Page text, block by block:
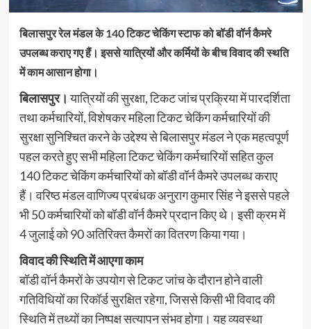
बिलासपुर रेल मंडल के 140 टिकट चेकिंग स्टाफ को बॉडी वॉर्न कैमरे
उपलब्ध कराए गए हैं। इससे यात्रियों और कर्मियों के बीच विवाद की स्थति
में काम आसान होगा।
बिलासपुर। यात्रियों की सुरक्षा, टिकट जांच प्रक्रिया में पारदर्शिता
तथा कर्मचारियों, विशेषकर महिला टिकट चेकिंग कर्मचारियों की
सुरक्षा सुनिश्चित करने के उद्देश्य से बिलासपुर मंडल ने एक महत्वपूर्ण
पहल करते हुए सभी महिला टिकट चेकिंग कर्मचारियों सहित कुल
140 टिकट चेकिंग कर्मचारियों को बॉडी वॉर्न कैमरे उपलब्ध कराए
हैं। वरिष्ठ मंडल वाणिज्य प्रबंधक अनुराग कुमार सिंह ने इससे पहले
भी 50 कर्मचारियों को बॉडी वॉर्न कैमरे प्रदान किए थे। इसी क्रम में
4 जुलाई को 90 अतिरिक्त कैमरों का वितरण किया गया।
विवाद की स्थिति में आएगा काम
बॉडी वॉर्न कैमरों के उपयोग से टिकट जांच के दौरान होने वाली
गतिविधियों का रिकॉर्ड सुरक्षित रहेगा, जिससे किसी भी विवाद की
स्थिति में तथ्यों का निष्पक्ष सत्यापन संभव होगा। यह व्यवस्था